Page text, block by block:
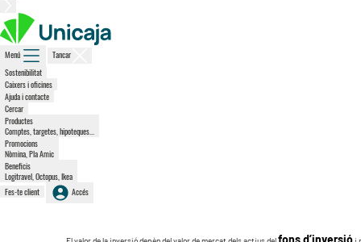
Menú
Tancar
Sostenibilitat
Caixers i oficines
Ajuda i contacte
Cercar
Productes
Comptes, targetes, hipoteques...
Promocions
Nòmina, Pla Amic
Beneficis
Logitravel, Octopus, Ikea
Fes-te client
Accés